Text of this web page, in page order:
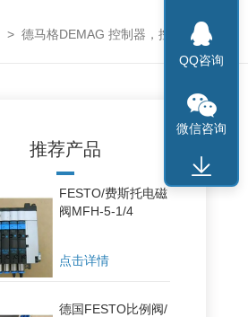
> 德马格DEMAG 控制器，控制面板 >
推荐产品
FESTO/费斯托电磁
阀MFH-5-1/4
点击详情
德国FESTO比例阀/
QQ咨询
微信咨询